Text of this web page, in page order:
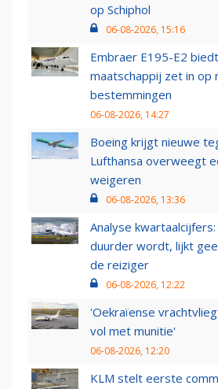
op Schiphol
06-08-2026, 15:16
Embraer E195-E2
maatschappij zet in op
bestemmingen
06-08-2026, 14:27
Boeing krijgt nieuwe
Lufthansa overweegt
weigeren
06-08-2026, 13:36
Analyse
duurder wordt, lijkt
de reiziger
06-08-2026, 12:22
'Oekraïense
vol met munitie'
06-08-2026, 12:20
KLM stelt eerste